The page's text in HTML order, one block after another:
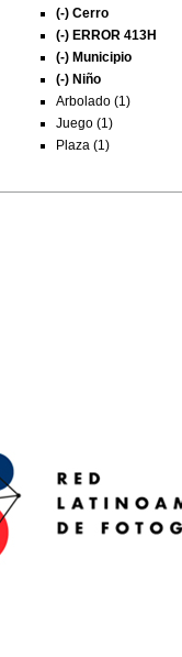
(-) Cerro
(-) ERROR 413H
(-) Municipio
(-) Niño
Arbolado (1)
Juego (1)
Plaza (1)